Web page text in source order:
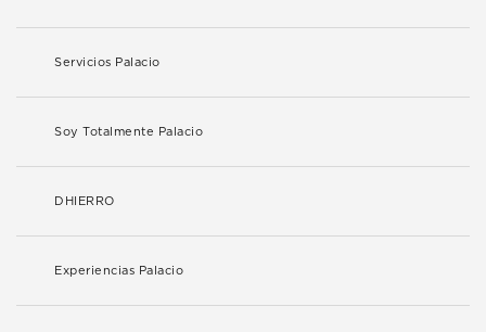
Servicios Palacio
Soy Totalmente Palacio
DHIERRO
Experiencias Palacio